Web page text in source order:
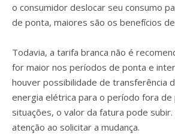
o consumidor deslocar seu consumo
de ponta, maiores são os benefícios
Todavia, a tarifa branca não é
for maior nos períodos de ponta e
houver possibilidade de transferência
energia elétrica para o período fora de
situações, o valor da fatura pode
atenção ao solicitar a mudança.